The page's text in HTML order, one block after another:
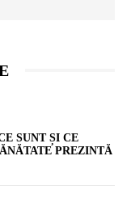
SUNT ȘI CE
PREZINTĂ